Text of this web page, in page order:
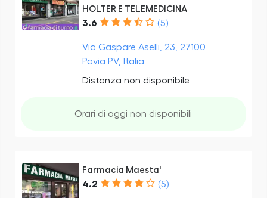
HOLTER E TELEMEDICINA
3.6 (5)
Via Gaspare Aselli, 23, 27100
Pavia PV, Italia
Distanza non disponibile
Orari di oggi non disponibili
Farmacia Maesta'
4.2 (5)